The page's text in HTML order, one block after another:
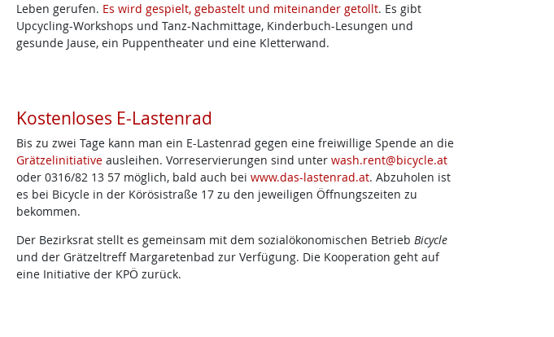
Leben gerufen. Es wird gespielt, gebastelt und miteinander getollt. Es gibt
Upcycling-Workshops und Tanz-Nachmittage, Kinderbuch-Lesungen und
gesunde Jause, ein Puppentheater und eine Kletterwand.
Kostenloses E-Lastenrad
Bis zu zwei Tage kann man ein E-Lastenrad gegen eine freiwillige Spende an die
Grätzelinitiativeausleihen. Vorreservierungen sind unter wash.rent@bicycle.at
oder 0316/82 13 57 möglich, bald auch bei www.das-lastenrad.at. Abzuholen ist
es bei Bicycle in der Körösistraße 17 zu den jeweiligen Öffnungszeiten zu
bekommen.
Der Bezirksrat stellt es gemeinsam mit dem sozialökonomischen Betrieb Bicycle
und der Grätzeltreff Margaretenbad zur Verfügung. Die Kooperation geht auf
eine Initiative der KPÖ zurück.